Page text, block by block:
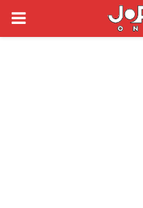
PRIMARY